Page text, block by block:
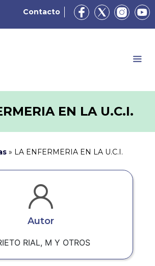
Contacto
EN LA U.C.I.
» LA ENFERMERIA EN LA U.C.I.
Autor
RIAL, M Y OTROS